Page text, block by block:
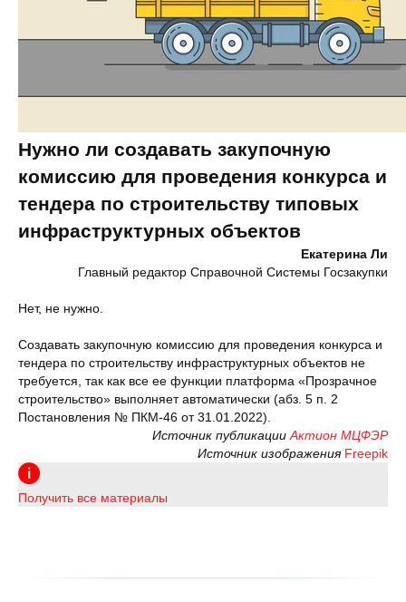
Нужно ли создавать закупочную
комиссию для проведения конкурса и
тендера по строительству типовых
инфраструктурных объектов
Екатерина Ли
Главный редактор Справочной Системы Госзакупки
Нет, не нужно.
Создавать закупочную комиссию для проведения конкурса и
тендера по строительству инфраструктурных объектов не
требуется, так как все ее функции платформа «Прозрачное
строительство» выполняет автоматически (абз. 5 п. 2
Постановления № ПКМ-46 от 31.01.2022).
Источник публикации Актион МЦФЭР
Источник изображения Freepik
Получить все материалы